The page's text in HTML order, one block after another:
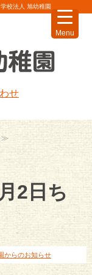
校法人 旭幼稚園
せ
2日ち
からのお知らせ
Menu